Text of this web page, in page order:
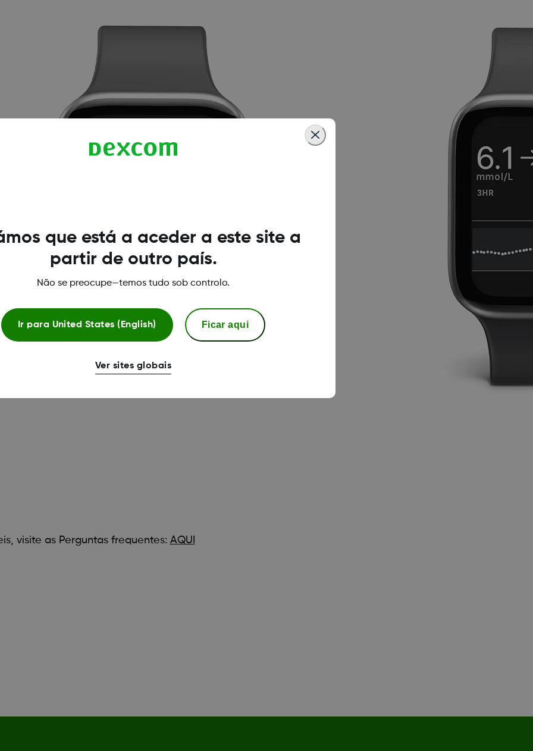
visite as Perguntas frequentes: AQUI
que está a aceder a este site a
partir de outro país.
Não se preocupe—temos tudo sob controlo.
Ir para United States (English) Ficar aqui
Ver sites globais